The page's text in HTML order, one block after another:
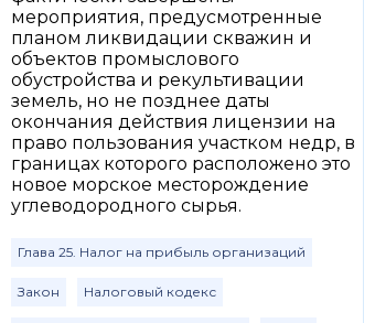
мероприятия, предусмотренные
планом ликвидации скважин и
объектов промыслового
обустройства и рекультивации
земель, но не позднее даты
окончания действия лицензии на
право пользования участком недр, в
границах которого расположено это
новое морское месторождение
углеводородного сырья.
Глава 25. Налог на прибыль организаций
Закон Налоговый кодекс